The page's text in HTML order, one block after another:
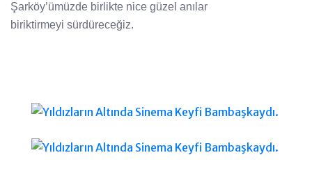
Şarköy’ümüzde birlikte nice güzel anılar
biriktirmeyi sürdüreceğiz.